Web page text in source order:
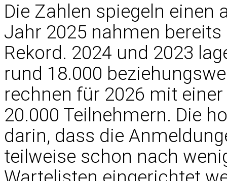
Die Zahlen spiegeln einen
Jahr 2025 nahmen
Rekord. 2024 und 2023
rund 18.000
rechnen für 2026 mit
20.000 Teilnehmern. Die
darin, dass die
teilweise schon nach